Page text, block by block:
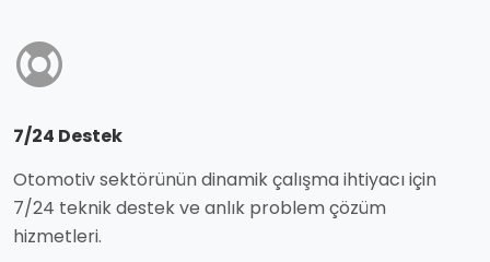
7/24 Destek
Otomotiv sektörünün dinamik çalışma ihtiyacı için
7/24 teknik destek ve anlık problem çözüm
hizmetleri.